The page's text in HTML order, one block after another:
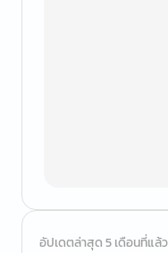
อัปเดตล่าสุด 5 เดือนที่แล้ว